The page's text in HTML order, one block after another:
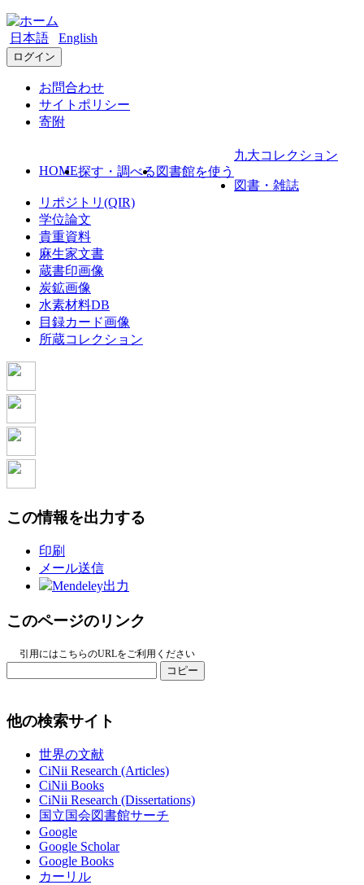
日本語 English
ログイン
お問合わせ
サイトポリシー
寄附
HOME探す・調べる 図書館を使う
九大コレクション
図書・雑誌
リポジトリ(QIR)
学位論文
貴重資料
麻生家文書
蔵書印画像
炭鉱画像
水素材料DB
目録カード画像
所蔵コレクション
この情報を出力する
印刷
メール送信
Mendeley出力
このページのリンク
引用にはこちらのURLをご利用ください
コピー
他の検索サイト
世界の文献
CiNii Research (Articles)
CiNii Books
CiNii Research (Dissertations)
国立国会図書館サーチ
Google
Google Scholar
Google Books
カーリル